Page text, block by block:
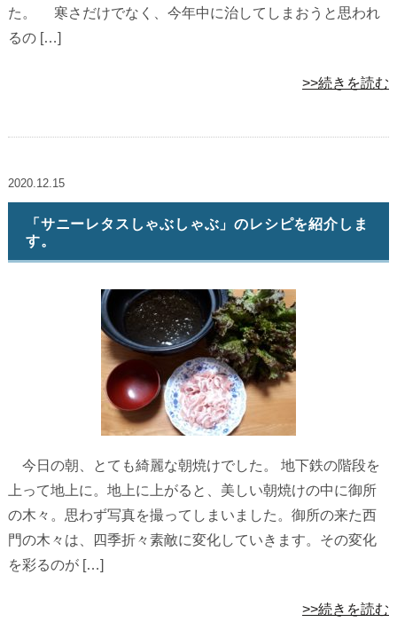
た。 寒さだけでなく、今年中に治してしまおうと思われ
るの […]
>>続きを読む
2020.12.15
「サニーレタスしゃぶしゃぶ」のレシピを紹介しま
す。
今日の朝、とても綺麗な朝焼けでした。 地下鉄の階段を
上って地上に。地上に上がると、美しい朝焼けの中に御所
の木々。思わず写真を撮ってしまいました。御所の来た西
門の木々は、四季折々素敵に変化していきます。その変化
を彩るのが […]
>>続きを読む